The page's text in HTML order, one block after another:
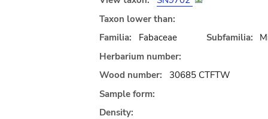
Taxon lower than:
Familia:
Fabaceae Subfamilia:
Herbarium number:
Wood number:
30685 CTFTW
Sample form:
Density: